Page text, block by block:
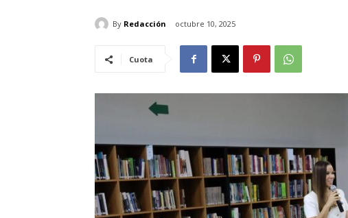
By Redacción octubre 10, 2025
Cuota